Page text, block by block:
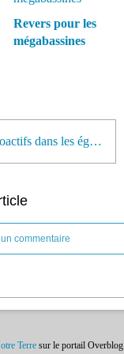
Revers pour les
mégabassines
Des produits radioactifs dans les égouts parisiens
commentaire
Terre sur le portail Overblog